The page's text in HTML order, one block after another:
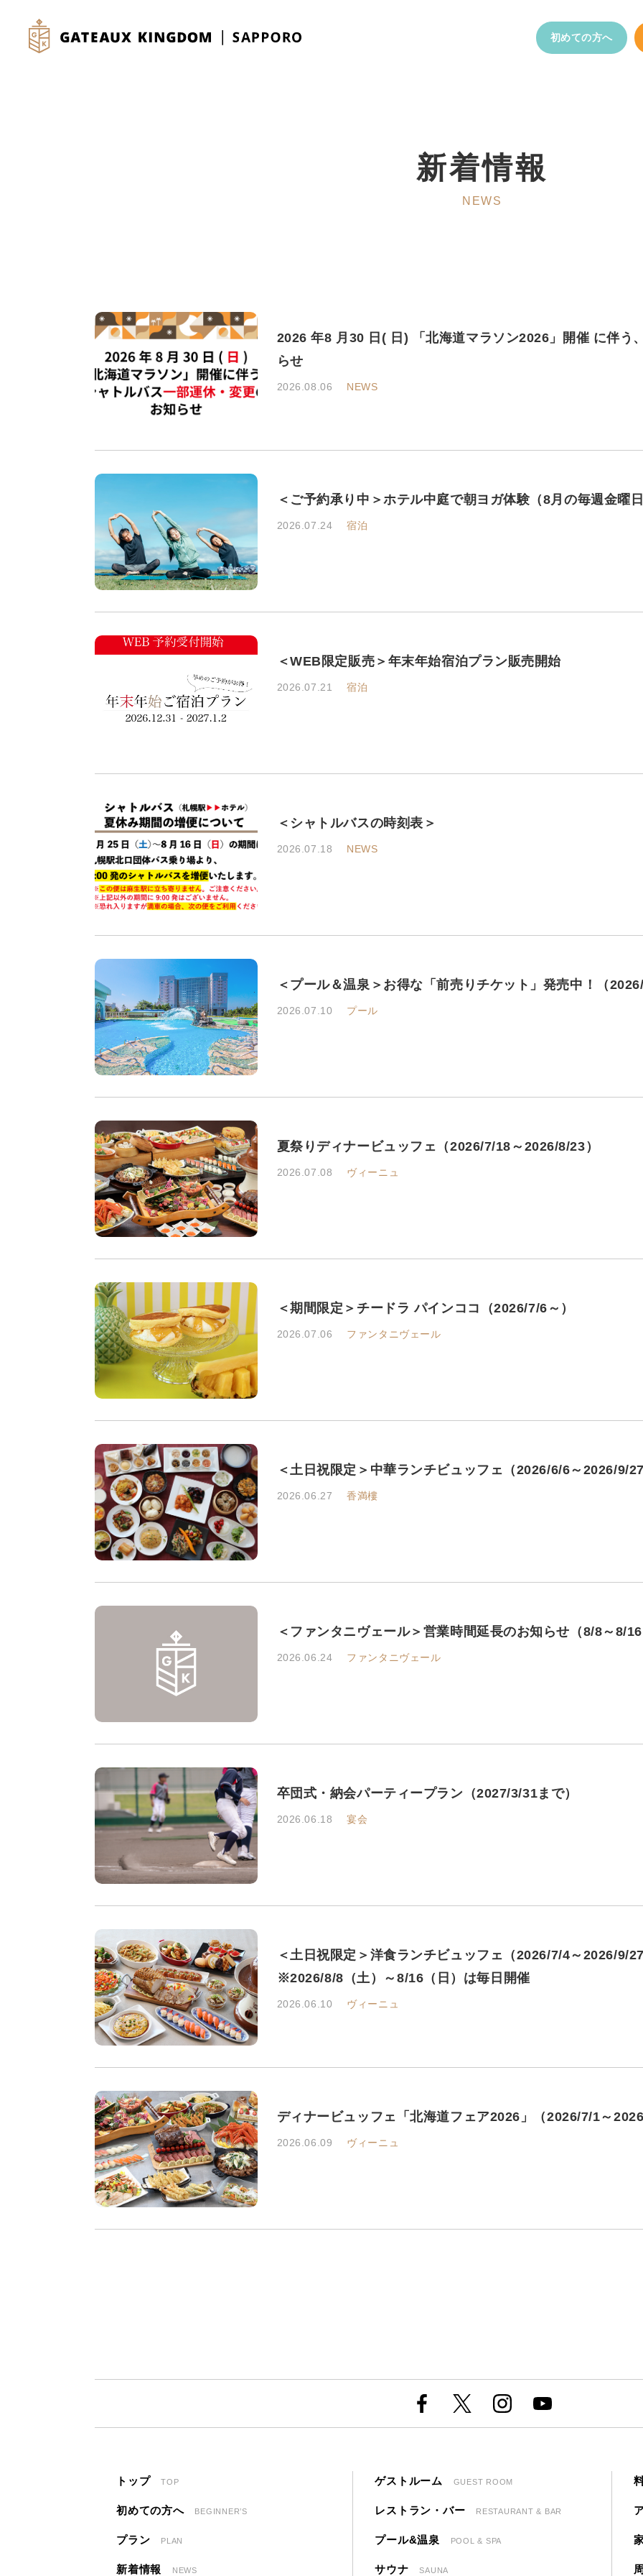
初めての方へ
新着情報
NEWS
2026 年8 月30 日( 日) 「北海道マラソン2026」開催 に伴う
らせ
2026.08.06 NEWS
＜ご予約承り中＞ホテル中庭で朝ヨガ体験（8月の毎週金曜
2026.07.24 宿泊
＜WEB限定販売＞年末年始宿泊プラン販売開始
2026.07.21 宿泊
＜シャトルバスの時刻表＞
2026.07.18 NEWS
＜プール＆温泉＞お得な「前売りチケット」発売中！（
2026.07.10 プール
夏祭りディナービュッフェ（2026/7/18～2026/8/23）
2026.07.08 ヴィーニュ
＜期間限定＞チードラ パインココ（2026/7/6～）
2026.07.06 ファンタニヴェール
＜土日祝限定＞中華ランチビュッフェ（2026/6/6～2026/9/
2026.06.27 香満樓
＜ファンタニヴェール＞営業時間延長のお知らせ（8/8～8/
2026.06.24 ファンタニヴェール
卒団式・納会パーティープラン（2027/3/31まで）
2026.06.18 宴会
＜土日祝限定＞洋食ランチビュッフェ（2026/7/4～2026/9/
※2026/8/8（土）～8/16（日）は毎日開催
2026.06.10 ヴィーニュ
ディナービュッフェ「北海道フェア2026」（2026/7/1～
2026.06.09 ヴィーニュ
トップ TOP
初めての方へ BEGINNER’S
プラン PLAN
新着情報 NEWS
ゲストルーム GUEST ROOM
レストラン・バー RESTAURANT & BAR
プール&温泉 POOL & SPA
サウナ SAUNA